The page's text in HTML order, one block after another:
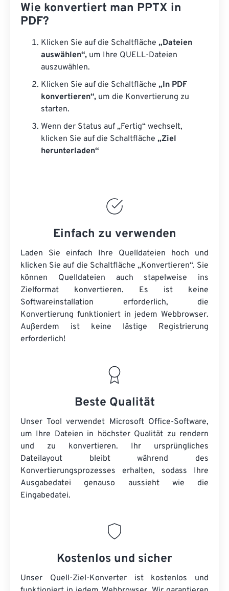
Wie konvertiert man PPTX in
PDF?
Klicken Sie auf die Schaltfläche „Dateien
auswählen“, um Ihre QUELL-Dateien
auszuwählen.
Klicken Sie auf die Schaltfläche „In PDF
konvertieren“, um die Konvertierung zu
starten.
Wenn der Status auf „Fertig“ wechselt,
klicken Sie auf die Schaltfläche „Ziel
herunterladen“
Einfach zu verwenden
Laden Sie einfach Ihre Quelldateien hoch und
klicken Sie auf die Schaltfläche „Konvertieren“. Sie
können Quelldateien auch stapelweise ins
Zielformat konvertieren. Es ist keine
Softwareinstallation erforderlich, die
Konvertierung funktioniert in jedem Webbrowser.
Außerdem ist keine lästige Registrierung
erforderlich!
Beste Qualität
Unser Tool verwendet Microsoft Office-Software,
um Ihre Dateien in höchster Qualität zu rendern
und zu konvertieren. Ihr ursprüngliches
Dateilayout bleibt während des
Konvertierungsprozesses erhalten, sodass Ihre
Ausgabedatei genauso aussieht wie die
Eingabedatei.
Kostenlos und sicher
Unser Quell-Ziel-Konverter ist kostenlos und